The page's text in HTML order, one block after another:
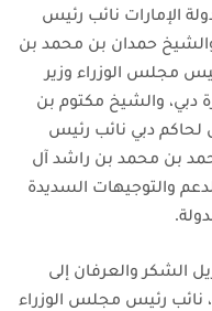
الإمارات نائب رئيس
حمدان بن محمد بن
مجلس الوزراء وزير
دبي، والشيخ مكتوم بن
لحاكم دبي نائب رئيس
بن محمد بن راشد آل
والتوجيهات السديدة
الشكر والعرفان إلى
نائب رئيس مجلس الوزراء